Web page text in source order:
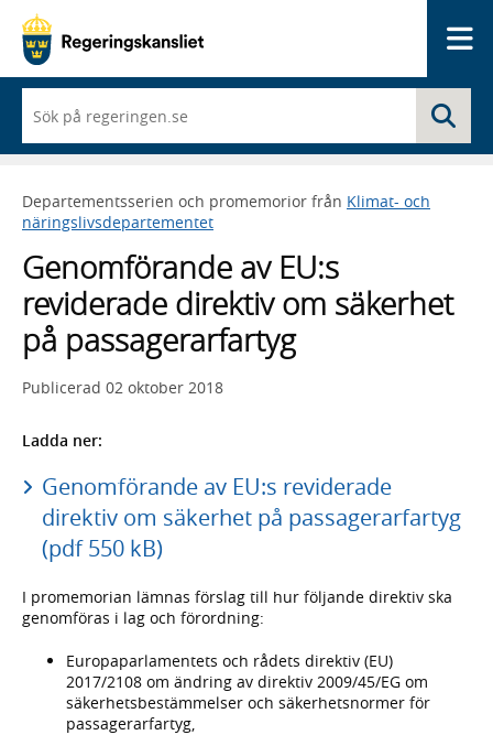
du
börjar
skriva
framträder
en
med
sökförslag
Departementsserien och promemorior från Klimat- och
näringslivsdepartementet
Genomförande av EU:s
reviderade direktiv om säkerhet
på passagerarfartyg
Publicerad 02 oktober 2018
Ladda ner:
Genomförande av EU:s reviderade
direktiv om säkerhet på passagerarfartyg
(pdf 550 kB)
I promemorian lämnas förslag till hur följande direktiv ska
genomföras i lag och förordning:
Europaparlamentets och rådets direktiv (EU)
2017/2108 om ändring av direktiv 2009/45/EG om
säkerhetsbestämmelser och säkerhetsnormer för
passagerarfartyg,